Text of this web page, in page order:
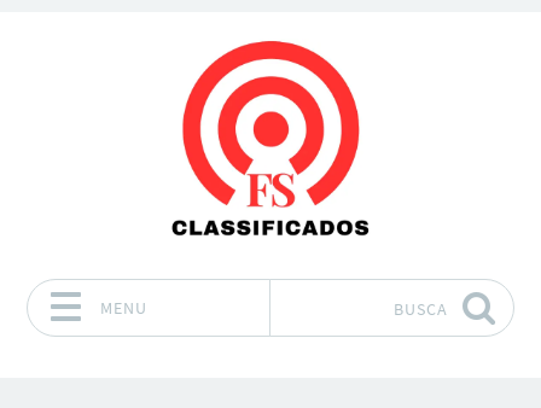
MENU BUSCA